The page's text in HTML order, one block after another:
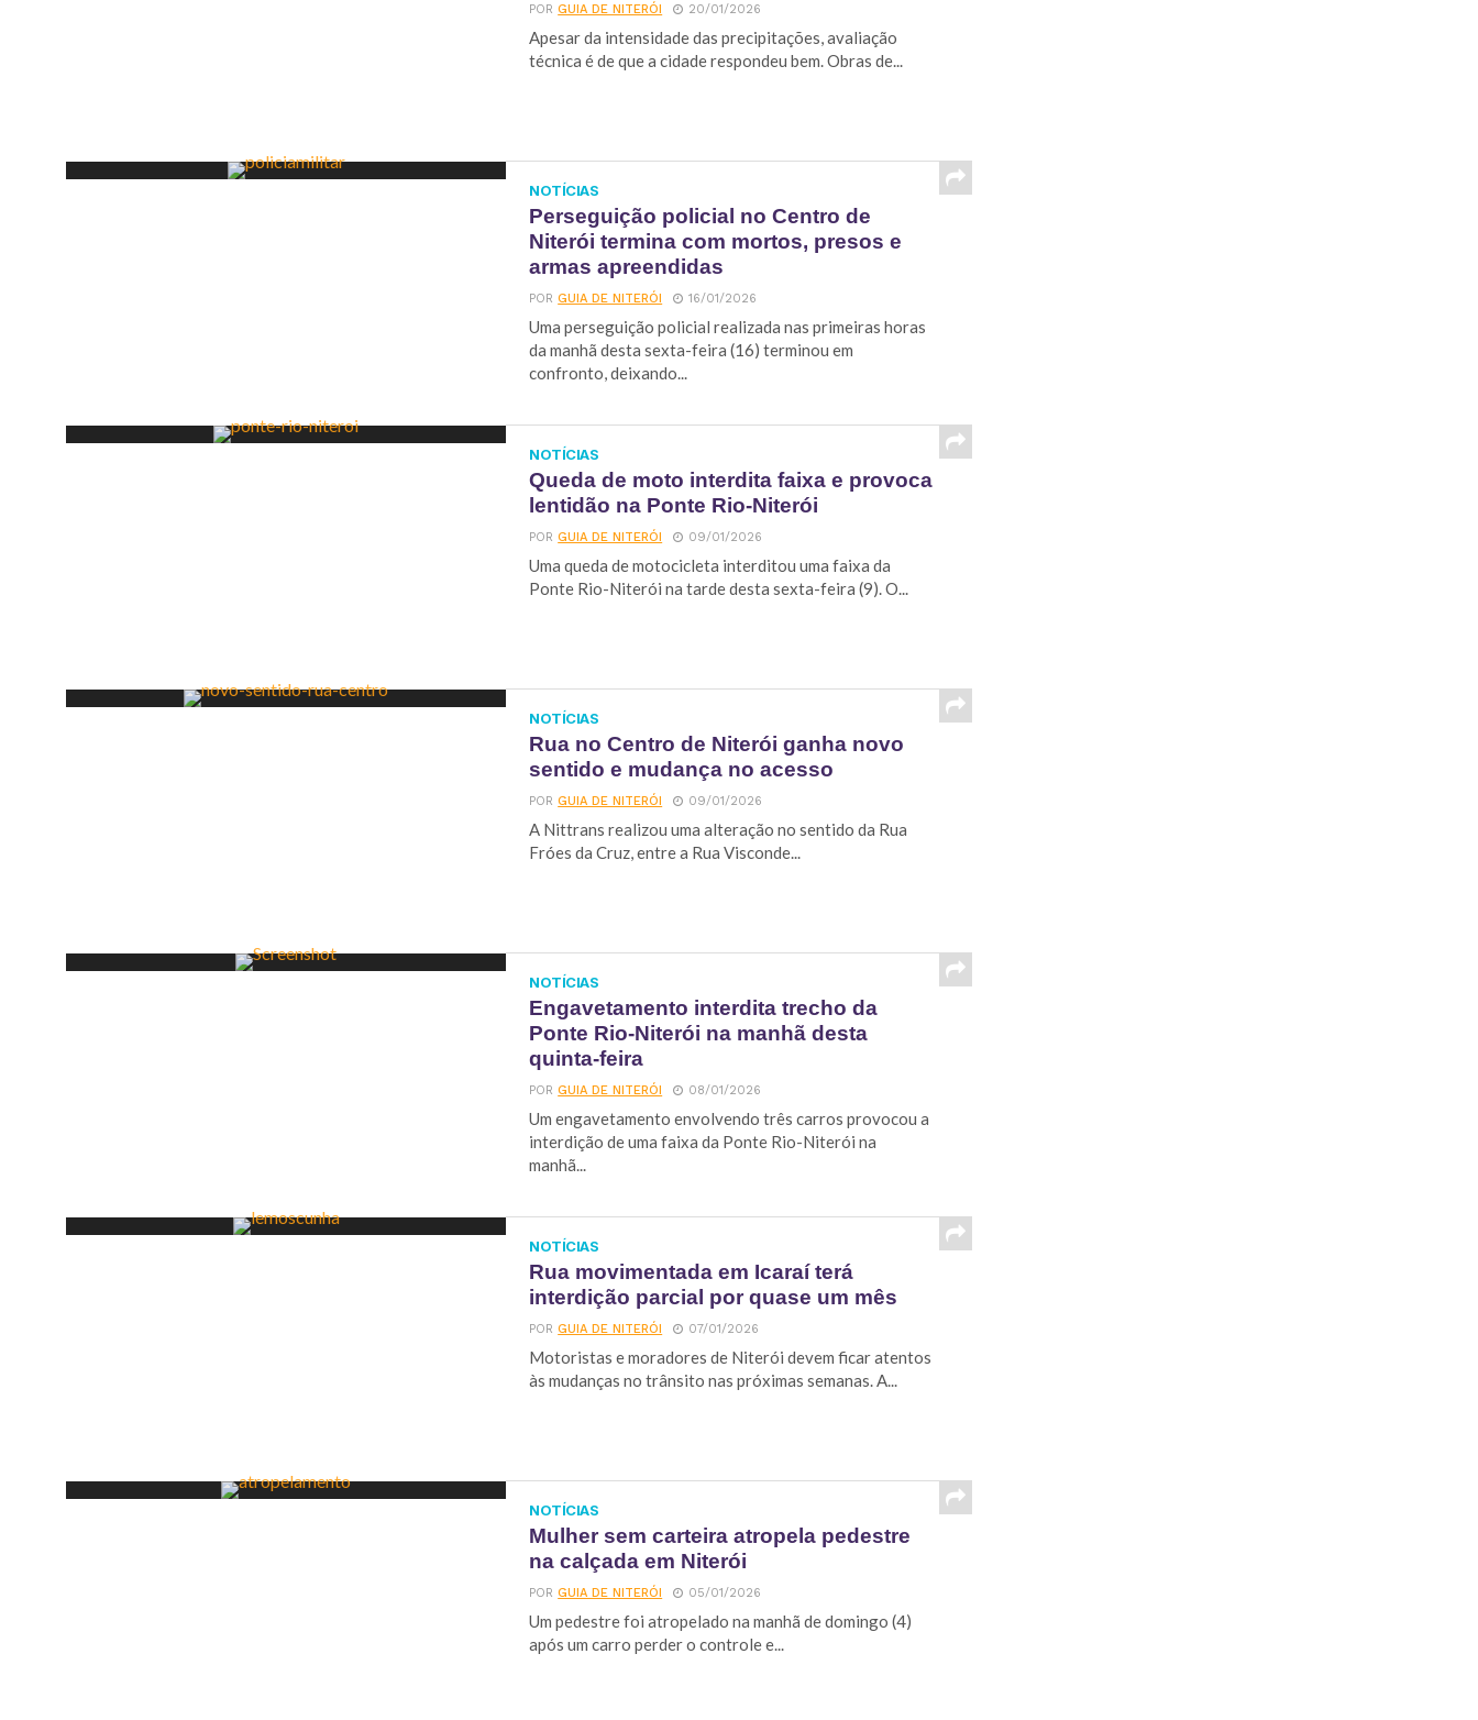
PORGUIA DE NITERÓI 20/01/2026
Apesar da intensidade das precipitações, avaliação
técnica é de que a cidade respondeu bem. Obras de...
NOTÍCIAS
Perseguição policial no Centro de
Niterói termina com mortos, presos e
armas apreendidas
PORGUIA DE NITERÓI 16/01/2026
Uma perseguição policial realizada nas primeiras horas
da manhã desta sexta-feira (16) terminou em
confronto, deixando...
NOTÍCIAS
Queda de moto interdita faixa e provoca
lentidão na Ponte Rio-Niterói
PORGUIA DE NITERÓI 09/01/2026
Uma queda de motocicleta interditou uma faixa da
Ponte Rio-Niterói na tarde desta sexta-feira (9). O...
NOTÍCIAS
Rua no Centro de Niterói ganha novo
sentido e mudança no acesso
PORGUIA DE NITERÓI 09/01/2026
A Nittrans realizou uma alteração no sentido da Rua
Fróes da Cruz, entre a Rua Visconde...
NOTÍCIAS
Engavetamento interdita trecho da
Ponte Rio-Niterói na manhã desta
quinta-feira
PORGUIA DE NITERÓI 08/01/2026
Um engavetamento envolvendo três carros provocou a
interdição de uma faixa da Ponte Rio-Niterói na
manhã...
NOTÍCIAS
Rua movimentada em Icaraí terá
interdição parcial por quase um mês
PORGUIA DE NITERÓI 07/01/2026
Motoristas e moradores de Niterói devem ficar atentos
às mudanças no trânsito nas próximas semanas. A...
NOTÍCIAS
Mulher sem carteira atropela pedestre
na calçada em Niterói
PORGUIA DE NITERÓI 05/01/2026
Um pedestre foi atropelado na manhã de domingo (4)
após um carro perder o controle e...